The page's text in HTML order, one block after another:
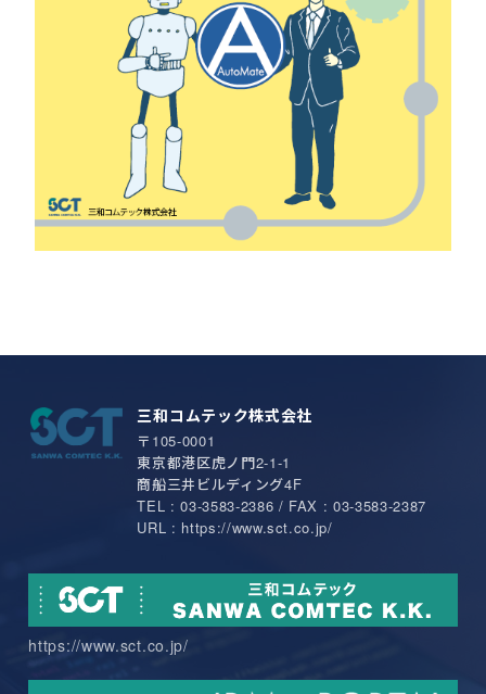
三和コムテック株式会社
〒105-0001
東京都港区虎ノ門2-1-1
商船三井ビルディング4F
TEL : 03-3583-2386 / FAX : 03-3583-2387
URL : https://www.sct.co.jp/
https://www.sct.co.jp/